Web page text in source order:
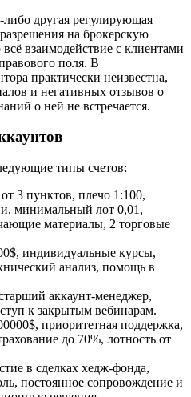
другая регулирующая
на брокерскую
всё взаимодействие с клиентами
поля. В
практически неизвестна,
и негативных отзывов о
о ней не встречается.
типы счетов:
3 пунктов, плечо 1:100,
минимальный лот 0,01,
материалы, 2 торговые
индивидуальные курсы,
анализ, помощь в
аккаунт-менеджер,
к закрытым вебинарам.
приоритетная поддержка,
до 70%, лотность от
в сделках хедж-фонда,
постоянное сопровождение и